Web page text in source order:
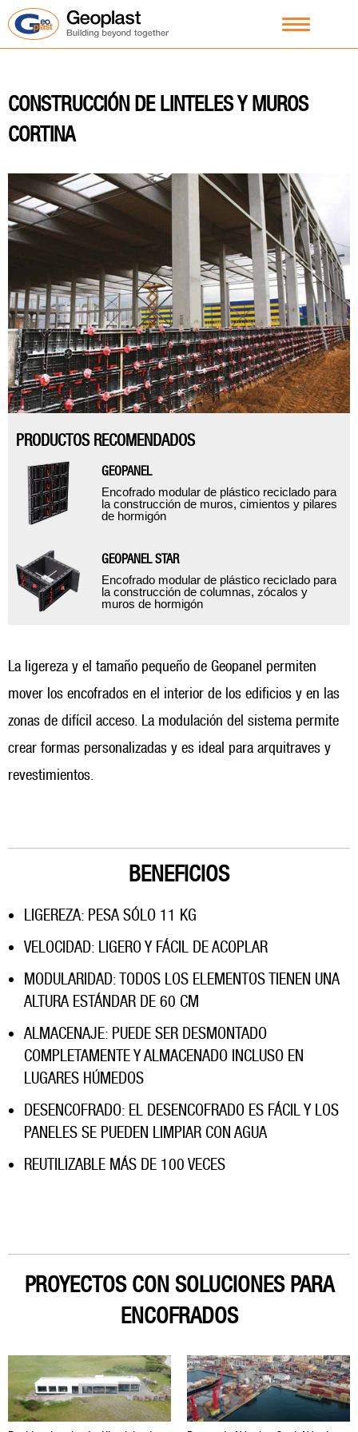
CONSTRUCCIÓN DE LINTELES Y MUROS
CORTINA
PRODUCTOS RECOMENDADOS
GEOPANEL
Encofrado modular de plástico reciclado para
la construcción de muros, cimientos y pilares
de hormigón
GEOPANEL STAR
Encofrado modular de plástico reciclado para
la construcción de columnas, zócalos y
muros de hormigón
La ligereza y el tamaño pequeño de Geopanel permiten
mover los encofrados en el interior de los edificios y en las
zonas de difícil acceso. La modulación del sistema permite
crear formas personalizadas y es ideal para arquitraves y
revestimientos.
BENEFICIOS
LIGEREZA: PESA SÓLO 11 KG
VELOCIDAD: LIGERO Y FÁCIL DE ACOPLAR
MODULARIDAD: TODOS LOS ELEMENTOS TIENEN UNA
ALTURA ESTÁNDAR DE 60 CM
ALMACENAJE: PUEDE SER DESMONTADO
COMPLETAMENTE Y ALMACENADO INCLUSO EN
LUGARES HÚMEDOS
DESENCOFRADO: EL DESENCOFRADO ES FÁCIL Y LOS
PANELES SE PUEDEN LIMPIAR CON AGUA
REUTILIZABLE MÁS DE 100 VECES
PROYECTOS CON SOLUCIONES PARA
ENCOFRADOS